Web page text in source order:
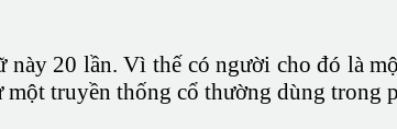
20 lần. Vì thế có người cho đó là
truyền thống cổ thường dùng trong